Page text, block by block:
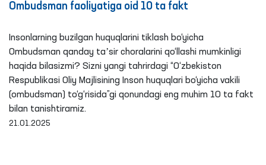
Ombudsman faoliyatiga oid 10 ta fakt
Insonlarning buzilgan huquqlarini tiklash bo‘yicha
Ombudsman qanday taʼsir choralarini qo‘llashi mumkinligi
haqida bilasizmi? Sizni yangi tahrirdagi “O‘zbekiston
Respublikasi Oliy Majlisining Inson huquqlari bo‘yicha vakili
(ombudsman) to‘g‘risida”gi qonundagi eng muhim 10 ta fakt
bilan tanishtiramiz.
21.01.2025